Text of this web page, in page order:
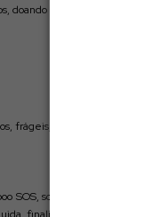
doando vida imediata aos
frágeis, quebradiços e
SOS, sobre os fios limpos
finalize como desejar.